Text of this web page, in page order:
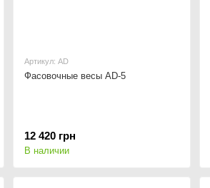
Артикул: AD
Фасовочные весы AD-5
12 420 грн
В наличии